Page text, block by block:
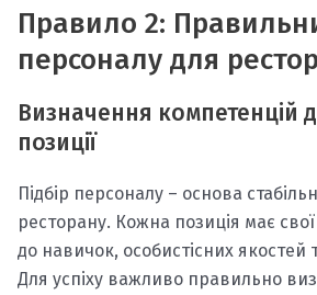
Правило 2:
персоналу для
Визначення компетенцій
позиції
Підбір персоналу – основа
ресторану. Кожна позиція має
до навичок, особистісних якостей
Для успіху важливо правильно